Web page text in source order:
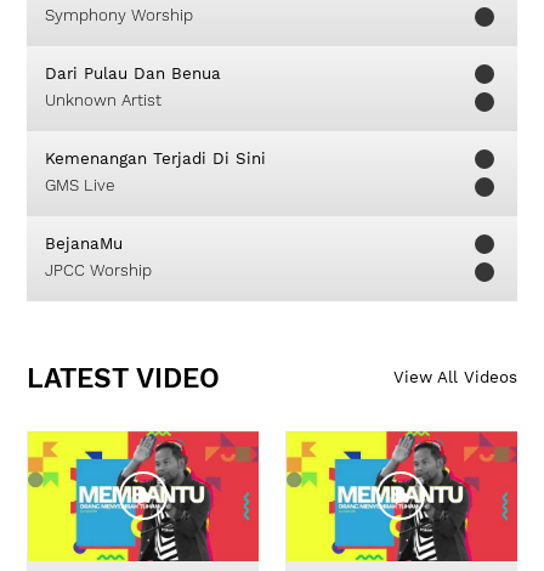
Symphony Worship
Dari Pulau Dan Benua
Unknown Artist
Kemenangan Terjadi Di Sini
GMS Live
BejanaMu
JPCC Worship
LATEST VIDEO View All Videos